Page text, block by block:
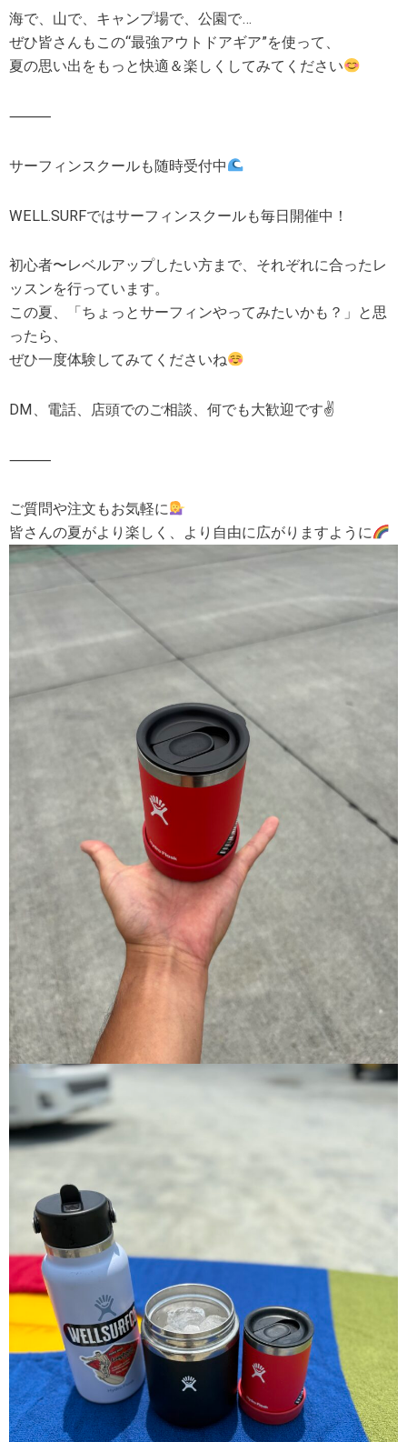
海で、山で、キャンプ場で、公園で…
ぜひ皆さんもこの“最強アウトドアギア”を使って、
夏の思い出をもっと快適＆楽しくしてみてください
⸻
サーフィンスクールも随時受付中
WELL.SURFではサーフィンスクールも毎日開催中！
初心者〜レベルアップしたい方まで、それぞれに合ったレ
ッスンを行っています。
この夏、「ちょっとサーフィンやってみたいかも？」と思
ったら、
ぜひ一度体験してみてくださいね
DM、電話、店頭でのご相談、何でも大歓迎です✌️
⸻
ご質問や注文もお気軽に
皆さんの夏がより楽しく、より自由に広がりますように